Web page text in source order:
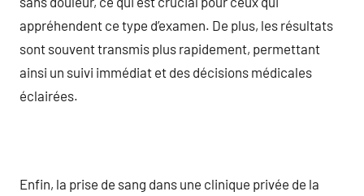
appréhendent ce type d’examen. De plus, les résultats
sont souvent transmis plus rapidement, permettant
ainsi un suivi immédiat et des décisions médicales
éclairées.
Enfin, la prise de sang dans une clinique privée de la